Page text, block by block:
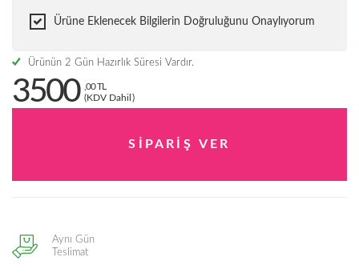
Ürüne Eklenecek Bilgilerin Doğruluğunu Onaylıyorum
Ürünün 2 Gün Hazırlık Süresi Vardır.
3500
,00 TL
(KDV Dahil)
Aynı Gün
Teslimat